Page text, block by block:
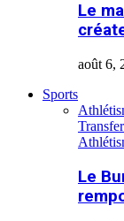
Le
août 6,
Sports
Le